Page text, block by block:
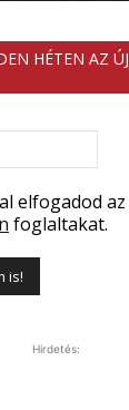
HÉTEN AZ ÚJ
elfogadod az
foglaltakat.
Hirdetés: